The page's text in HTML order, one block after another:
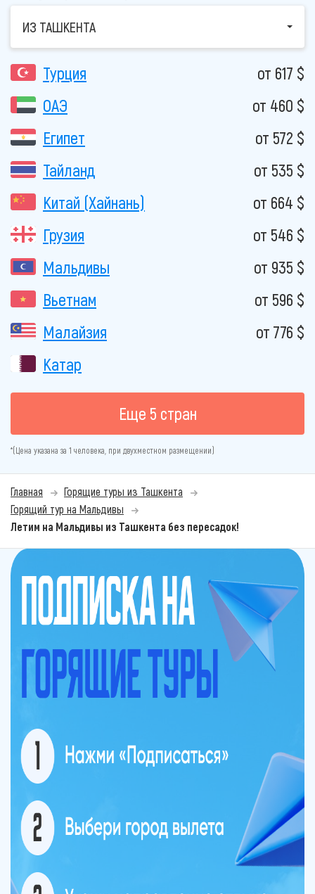
ИЗ ТАШКЕНТА
Турция
от 617 $
ОАЭ
от 460 $
Египет
от 572 $
Тайланд
от 535 $
Китай (Хайнань)
от 664 $
Грузия
от 546 $
Мальдивы
от 935 $
Вьетнам
от 596 $
Малайзия
от 776 $
Катар
Еще 5 стран
*(Цена указана за 1 человека, при двухместном размещении)
Главная
Горящие туры из Ташкента
Горящий тур на Мальдивы
Летим на Мальдивы из Ташкента без пересадок!